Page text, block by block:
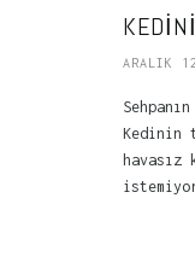
ARALIK
Kedinin